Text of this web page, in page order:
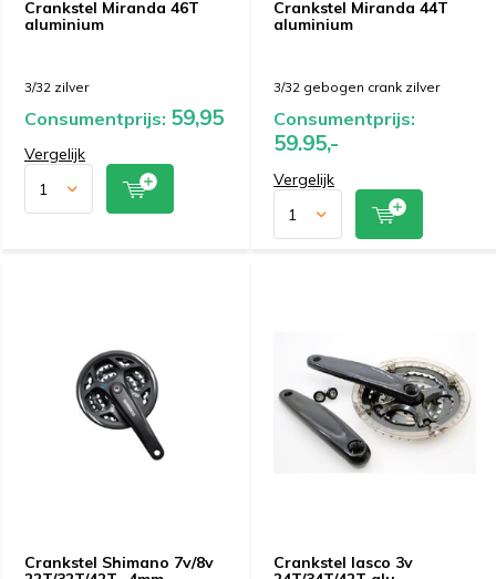
Crankstel Miranda 46T
aluminium
3/32 zilver
Consumentprijs: 59,95
Vergelijk
Crankstel Miranda 44T
aluminium
3/32 gebogen crank zilver
Consumentprijs:
59.95,-
Vergelijk
Crankstel Shimano 7v/8v
Crankstel lasco 3v